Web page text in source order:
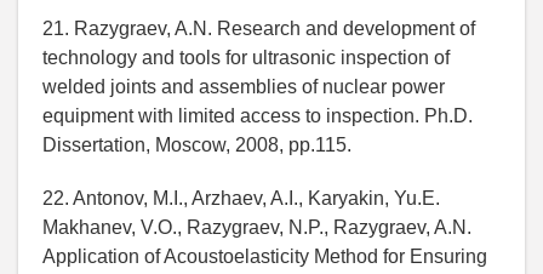
21. Razygraev, A.N. Research and development of
technology and tools for ultrasonic inspection of
welded joints and assemblies of nuclear power
equipment with limited access to inspection. Ph.D.
Dissertation, Moscow, 2008, pp.115.
22. Antonov, M.I., Arzhaev, A.I., Karyakin, Yu.E.
Makhanev, V.O., Razygraev, N.P., Razygraev, A.N.
Application of Acoustoelasticity Method for Ensuring